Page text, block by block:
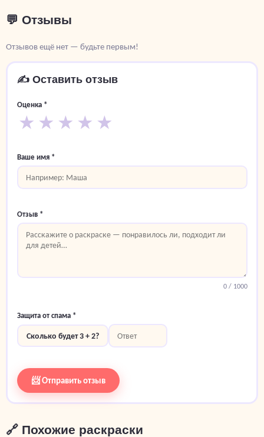
💬 Отзывы
Отзывов ещё нет — будьте первым!
✍️ Оставить отзыв
Оценка *
★ ★ ★ ★ ★
Ваше имя *
Отзыв *
0/ 1000
Защита от спама *
Сколько будет 3 + 2?
📨 Отправить отзыв
🔗 Похожие раскраски